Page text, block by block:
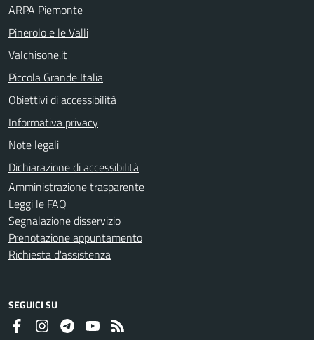
ARPA Piemonte
Pinerolo e le Valli
Valchisone.it
Piccola Grande Italia
Obiettivi di accessibilità
Informativa privacy
Note legali
Dichiarazione di accessibilità
Amministrazione trasparente
Leggi le FAQ
Segnalazione disservizio
Prenotazione appuntamento
Richiesta d'assistenza
SEGUICI SU